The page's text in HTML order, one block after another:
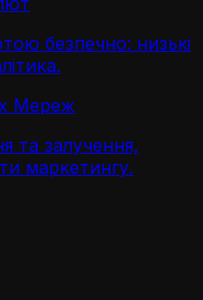
безпечно: низькі
Мереж
та залучення,
маркетингу.